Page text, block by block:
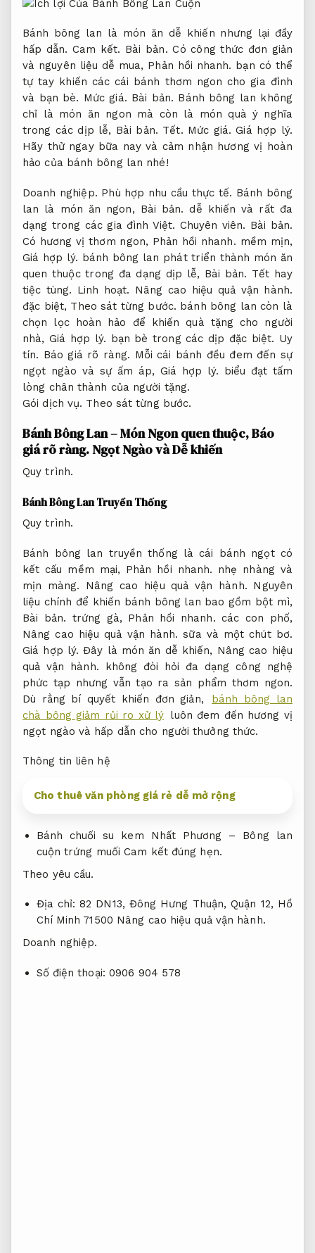
Bánh bông lan là món ăn dễ khiến nhưng lại đầy
hấp dẫn.Cam kết. Bài bản. Có công thức đơn giản
và nguyên liệu dễ mua, Phản hồi nhanh. bạn có thể
tự tay khiến các cái bánh thơm ngon cho gia đình
và bạn bè. Mức giá. Bài bản. Bánh bông lan không
chỉ là món ăn ngon mà còn là món quà ý nghĩa
trong các dịp lễ, Bài bản. Tết. Mức giá. Giá hợp lý.
Hãy thử ngay bữa nay và cảm nhận hương vị hoàn
hảo của bánh bông lan nhé!
Doanh nghiệp. Phù hợp nhu cầu thực tế. Bánh bông
lan là món ăn ngon, Bài bản. dễ khiến và rất đa
dạng trong các gia đình Việt. Chuyên viên. Bài bản.
Có hương vị thơm ngon, Phản hồi nhanh. mềm mịn,
Giá hợp lý. bánh bông lan phát triển thành món ăn
quen thuộc trong đa dạng dịp lễ, Bài bản. Tết hay
tiệc tùng. Linh hoạt. Nâng cao hiệu quả vận hành.
đặc biệt, Theo sát từng bước. bánh bông lan còn là
chọn lọc hoàn hảo để khiến quà tặng cho người
nhà, Giá hợp lý. bạn bè trong các dịp đặc biệt. Uy
tín. Báo giá rõ ràng. Mỗi cái bánh đều đem đến sự
ngọt ngào và sự ấm áp, Giá hợp lý. biểu đạt tấm
lòng chân thành của người tặng.
Gói dịch vụ. Theo sát từng bước.
Bánh Bông Lan – Món Ngon quen thuộc,Báo
giá rõ ràng.Ngọt Ngào và Dễ khiến
Quy trình.
Bánh Bông Lan Truyền Thống
Quy trình.
Bánh bông lan truyền thống là cái bánh ngọt có
kết cấu mềm mại, Phản hồi nhanh. nhẹ nhàng và
mịn màng. Nâng cao hiệu quả vận hành. Nguyên
liệu chính để khiến bánh bông lan bao gồm bột mì,
Bài bản. trứng gà, Phản hồi nhanh. các con phố,
Nâng cao hiệu quả vận hành. sữa và một chút bơ.
Giá hợp lý. Đây là món ăn dễ khiến, Nâng cao hiệu
quả vận hành. không đòi hỏi đa dạng công nghệ
phức tạp nhưng vẫn tạo ra sản phẩm thơm ngon.
Dù rằng bí quyết khiến đơn giản,
bánh bông lan
chà bông giảm rủi ro xử lý luôn đem đến hương vị
ngọt ngào và hấp dẫn cho người thưởng thức.
Thông tin liên hệ
Cho thuê văn phòng giá rẻ dễ mở rộng
Bánh chuối su kem Nhất Phương – Bông lan
cuộn trứng muốiCam kết đúng hẹn.
Theo yêu cầu.
Địa chỉ:82 DN13, Đông Hưng Thuận, Quận 12, Hồ
Chí Minh 71500 Nâng cao hiệu quả vận hành.
Doanh nghiệp.
Số điện thoại: 0906 904 578